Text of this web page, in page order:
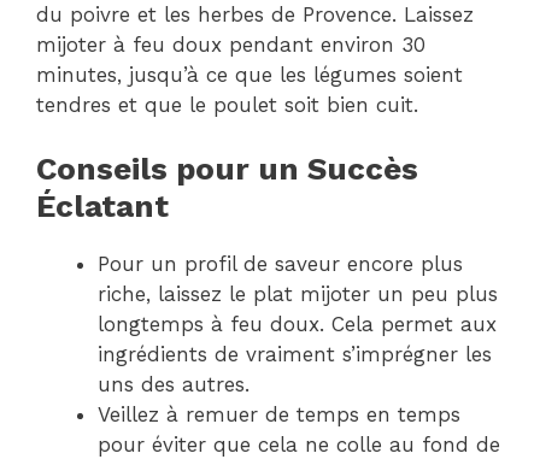
du poivre et les herbes de Provence. Laissez
mijoter à feu doux pendant environ 30
minutes, jusqu’à ce que les légumes soient
tendres et que le poulet soit bien cuit.
Conseils pour un Succès
Éclatant
Pour un profil de saveur encore plus
riche, laissez le plat mijoter un peu plus
longtemps à feu doux. Cela permet aux
ingrédients de vraiment s’imprégner les
uns des autres.
Veillez à remuer de temps en temps
pour éviter que cela ne colle au fond de